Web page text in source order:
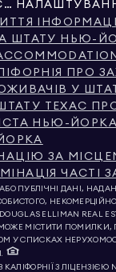
КОНФІДЕНЦІЙНІСТЬ
ШТАТУ НЬЮ-
ПРО
У
ТЕХАС
НЬЮ-ЙОРКА
ЗА
ЧАСТІ
ПУБЛІЧНІ ДАНІ,
ELLIMAN
МОЖЕ МІСТИТИ
У СПИСКАХ
З ЛІЦЕНЗІЄЮ №